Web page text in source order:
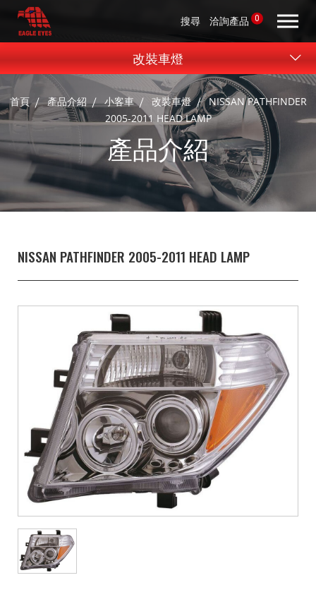
搜尋 洽詢產品 0
首頁 產品介紹 小客車 改裝車燈
NISSAN PATHFINDER
2005-2011 HEAD LAMP
產品介紹
改裝車燈
NISSAN PATHFINDER 2005-2011 HEAD LAMP